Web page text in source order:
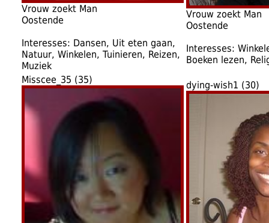
Vrouw zoekt Man
Oostende
Interesses: Dansen, Uit eten gaan,
Natuur, Winkelen, Tuinieren, Reizen,
Muziek
Vrouw zoekt Man
Oostende
Interesses:
Boeken lezen,
Misscee_35 (35)
dying-wish1 (30)